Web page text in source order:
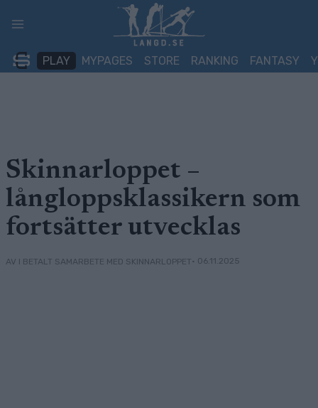
PLAY MYPAGES STORE RANKING FANTASY
Skinnarloppet –
långloppsklassikern som
fortsätter utvecklas
AV I BETALT SAMARBETE MED SKINNARLOPPET• 06.11.2025